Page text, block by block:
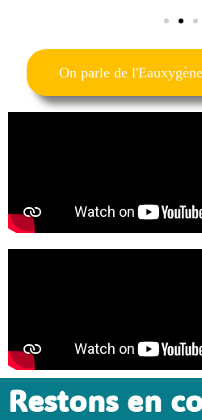
On parle de
Restons en